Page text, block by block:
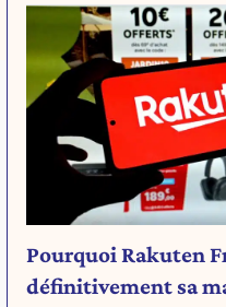
Pourquoi Rakuten
définitivement sa